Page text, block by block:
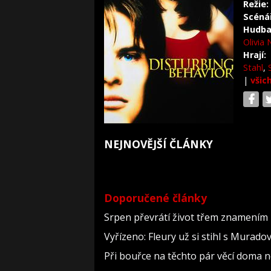
Režie:
Olivia
Hrají:
Stahl,
|
NEJNOVĚJŠÍ ČLÁNKY
Doporučené články
Srpen převrátí život třem
Vyřízeno: Fleury už si stihl s
Při bouřce na těchto pár věcí doma